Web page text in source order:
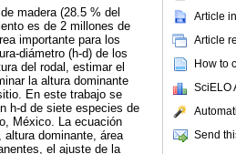
Article
Article
How to
SciELO
Send
madera (28.5 % del
es de 2 millones de
importante para los
diámetro (h-d) de los
del rodal, estimar el
la altura dominante
En este trabajo se
h-d de siete especies de
México. La ecuación
dominante, área
el ajuste de la